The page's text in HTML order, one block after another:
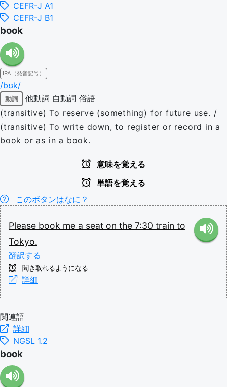
CEFR-J A1
CEFR-J B1
book
IPA（発音記号）
/bʊk/
動詞 他動詞 自動詞 俗語
(transitive) To reserve (something) for future use. /
(transitive) To write down, to register or record in a
book or as in a book.
意味を覚える
単語を覚える
このボタンはなに？
Please book me a seat on the 7:30 train to
Tokyo.
翻訳する
聞き取れるようになる
詳細
関連語
詳細
NGSL 1.2
book